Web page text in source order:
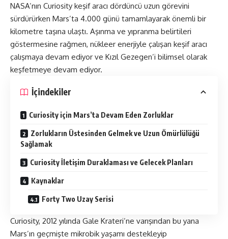
NASA’nın Curiosity keşif aracı dördüncü uzun görevini
sürdürürken Mars’ta 4.000 günü tamamlayarak önemli bir
kilometre taşına ulaştı. Aşınma ve yıpranma belirtileri
göstermesine rağmen, nükleer enerjiyle çalışan keşif aracı
çalışmaya devam ediyor ve Kızıl Gezegen’i bilimsel olarak
keşfetmeye devam ediyor.
İçindekiler
Curiosity için Mars’ta Devam Eden Zorluklar
Zorlukların Üstesinden Gelmek ve Uzun Ömürlülüğü
Sağlamak
Curiosity İletişim Duraklaması ve Gelecek Planları
Kaynaklar
Forty Two Uzay Serisi
Curiosity, 2012 yılında Gale Krateri’ne varışından bu yana
Mars’ın geçmişte mikrobik yaşamı destekleyip